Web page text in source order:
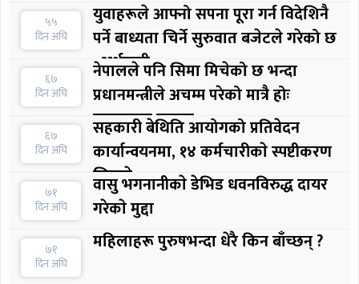
५५
दिन अघि
युवाहरूले आफ्नो सपना पूरा गर्न विदेशिनै
पर्ने बाध्यता चिर्ने सुरुवात बजेटले गरेको छ
: अर्थमन्त्री
६७
दिन अघि
नेपालले पनि सिमा मिचेको छ भन्दा
प्रधानमन्त्रीले अचम्म परेको मात्रै होः
सरकारका प्रवक्ता
६७
दिन अघि
सहकारी बेथिति आयोगको प्रतिवेदन
कार्यान्वयनमा, १४ कर्मचारीकाे स्पष्टीकरण
लिइयाे
७१
दिन अघि
वासु भगनानीकाे डेभिड धवनविरुद्ध दायर
गरेकाे मुद्दा
७१
दिन अघि
महिलाहरू पुरुषभन्दा धेरै किन बाँच्छन् ?